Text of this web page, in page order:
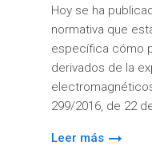
Hoy se ha
normativa que
específica cómo
derivados de la
299/2016, de 22
Leer más